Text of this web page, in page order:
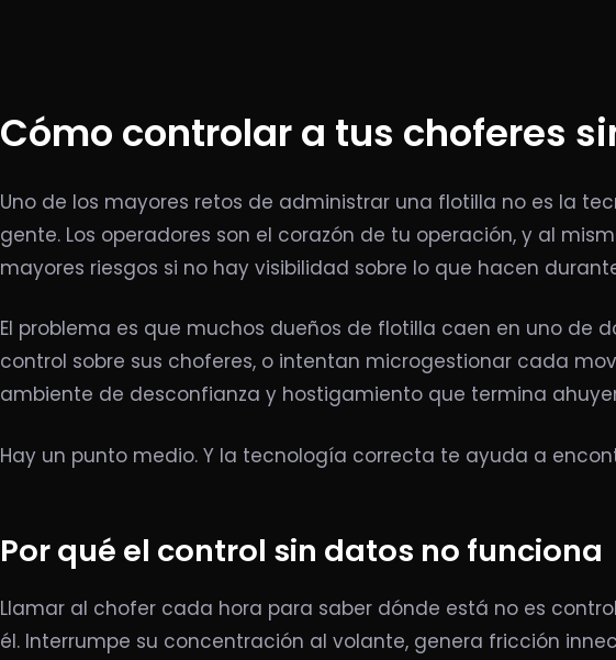
Cómo controlar a tus choferes
Uno de los mayores retos de administrar una flotilla no es la
gente. Los operadores son el corazón de tu operación, y al
mayores riesgos si no hay visibilidad sobre lo que hacen
El problema es que muchos dueños de flotilla caen en uno de
control sobre sus choferes, o intentan microgestionar cada
ambiente de desconfianza y hostigamiento que termina
Hay un punto medio. Y la tecnología correcta te ayuda a
Por qué el control sin datos no funciona
Llamar al chofer cada hora para saber dónde está no es
él. Interrumpe su concentración al volante, genera fricción